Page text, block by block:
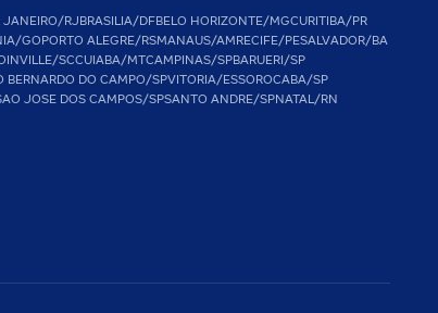
JANEIRO/RJBRASILIA/DFBELO HORIZONTE/MGCURITIBA/PR
GOPORTO ALEGRE/RSMANAUS/AMRECIFE/PESALVADOR/BA
SCCUIABA/MTCAMPINAS/SPBARUERI/SP
BERNARDO DO CAMPO/SPVITORIA/ESSOROCABA/SP
JOSE DOS CAMPOS/SPSANTO ANDRE/SPNATAL/RN